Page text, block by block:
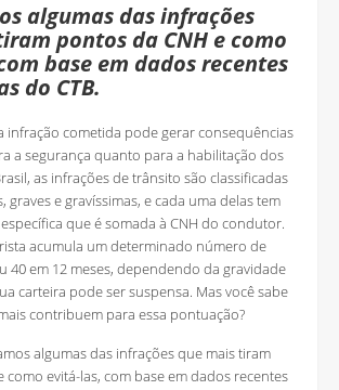
algumas das infrações
pontos da CNH e como
base em dados recentes
do CTB.
infração cometida pode gerar consequências
a segurança quanto para a habilitação dos
as infrações de trânsito são classificadas
graves e gravíssimas, e cada uma delas tem
que é somada à CNH do condutor.
acumula um determinado número de
40 em 12 meses, dependendo da gravidade
carteira pode ser suspensa. Mas você sabe
contribuem para essa pontuação?
algumas das infrações que mais tiram
como evitá-las, com base em dados recentes